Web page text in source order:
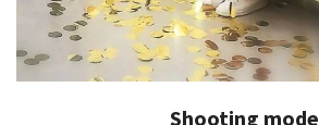
Shooting mode